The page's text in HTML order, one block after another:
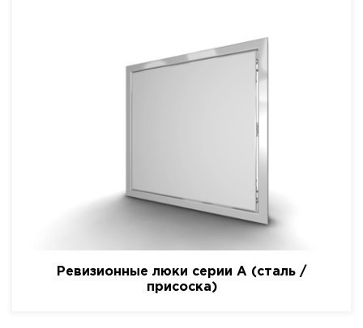
Ревизионные люки серии A (сталь /
присоска)